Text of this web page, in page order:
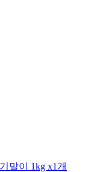
말이 1kg x1개